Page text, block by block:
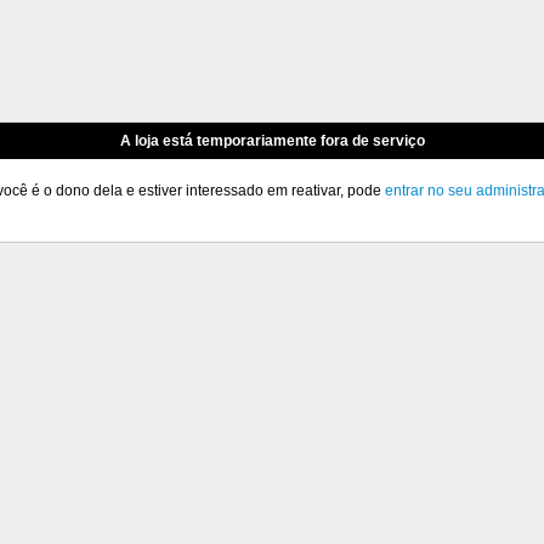
A loja está temporariamente fora de serviço
é o dono dela e estiver interessado em reativar, pode entrar no seu